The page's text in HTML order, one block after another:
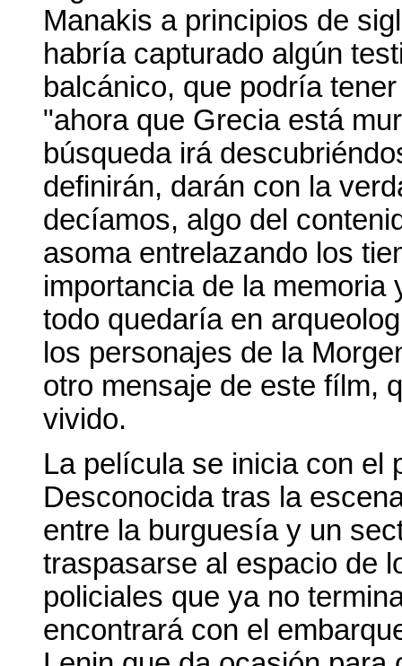
Manakis a principios de
habría capturado algún
balcánico, que podría
"ahora que Grecia está
búsqueda irá
definirán, darán con la
decíamos, algo del
asoma entrelazando los
importancia de la memoria
todo quedaría en
los personajes de la
otro mensaje de este fílm,
vivido.
La película se inicia con el
Desconocida tras la
entre la burguesía y un
traspasarse al espacio de
policiales que ya no
encontrará con el